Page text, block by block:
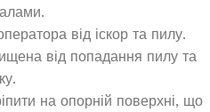
від іскор та пилу.
від попадання пилу та
на опорній поверхні, що